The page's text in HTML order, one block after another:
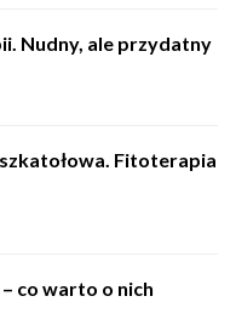
Nudny, ale przydatny
Fitoterapia
co warto o nich